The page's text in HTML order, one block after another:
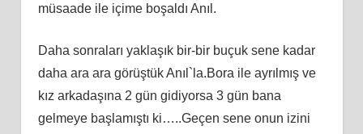
müsaade ile içime boşaldı Anıl.
Daha sonraları yaklaşık bir-bir buçuk sene kadar
daha ara ara görüştük Anıl`la.Bora ile ayrılmış ve
kız arkadaşına 2 gün gidiyorsa 3 gün bana
gelmeye başlamıştı ki…..Geçen sene onun izini